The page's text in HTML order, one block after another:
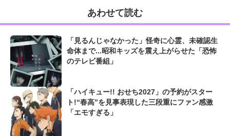
あわせて読む
「見るんじゃなかった」怪奇に心霊、未確認生
命体まで...昭和キッズを震え上がらせた「恐怖
のテレビ番組」
「ハイキュー!! おせち2027」の予約がスター
ト!“春高”を見事表現した三段重にファン感激
「エモすぎる」